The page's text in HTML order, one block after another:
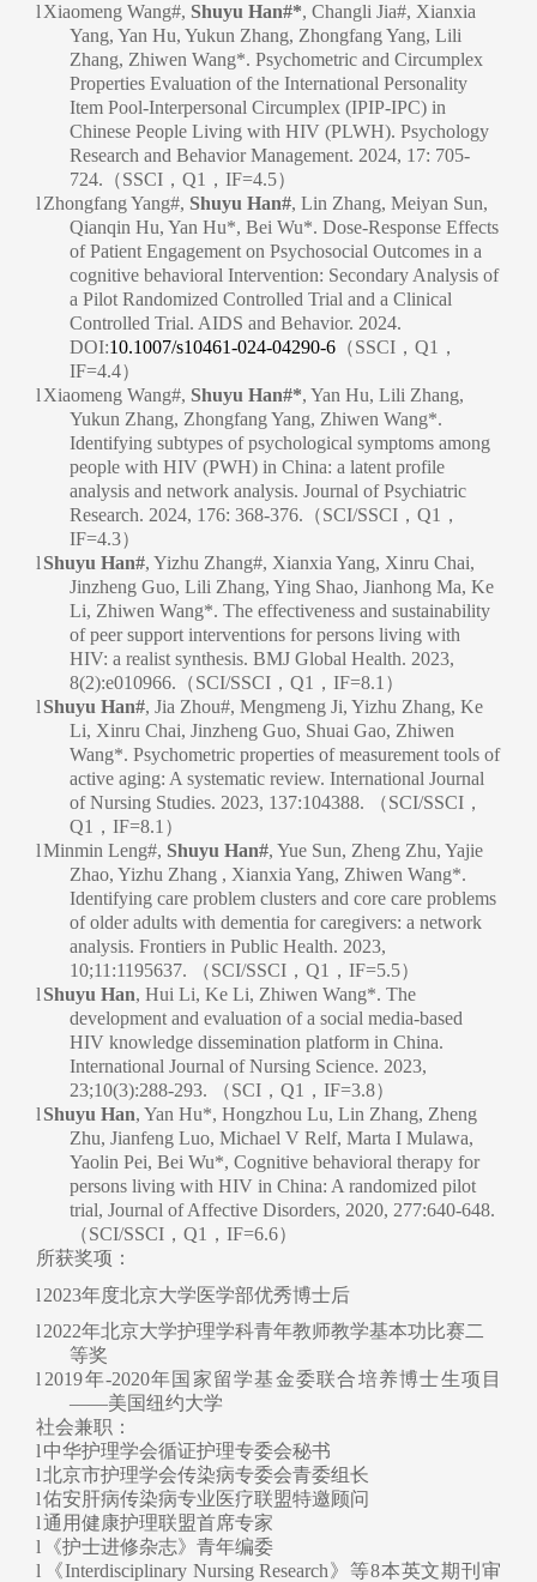
l Xiaomeng Wang#, Shuyu Han#*, Changli Jia#, Xianxia
Yang, Yan Hu, Yukun Zhang, Zhongfang Yang, Lili
Zhang, Zhiwen Wang*. Psychometric and Circumplex
Properties Evaluation of the International Personality
Item Pool-Interpersonal Circumplex (IPIP-IPC) in
Chinese People Living with HIV (PLWH). Psychology
Research and Behavior Management. 2024, 17: 705-
724.（SSCI，Q1，IF=4.5）
l Zhongfang Yang#, Shuyu Han#, Lin Zhang, Meiyan Sun,
Qianqin Hu, Yan Hu*, Bei Wu*. Dose-Response Effects
of Patient Engagement on Psychosocial Outcomes in a
cognitive behavioral Intervention: Secondary Analysis of
a Pilot Randomized Controlled Trial and a Clinical
Controlled Trial. AIDS and Behavior. 2024.
DOI:10.1007/s10461-024-04290-6 （SSCI，Q1，
IF=4.4）
l Xiaomeng Wang#, Shuyu Han#*, Yan Hu, Lili Zhang,
Yukun Zhang, Zhongfang Yang, Zhiwen Wang*.
Identifying subtypes of psychological symptoms among
people with HIV (PWH) in China: a latent profile
analysis and network analysis. Journal of Psychiatric
Research. 2024, 176: 368-376.（SCI/SSCI，Q1，
IF=4.3）
l Shuyu Han#, Yizhu Zhang#, Xianxia Yang, Xinru Chai,
Jinzheng Guo, Lili Zhang, Ying Shao, Jianhong Ma, Ke
Li, Zhiwen Wang*. The effectiveness and sustainability
of peer support interventions for persons living with
HIV: a realist synthesis. BMJ Global Health. 2023,
8(2):e010966.（SCI/SSCI，Q1，IF=8.1）
l Shuyu Han#, Jia Zhou#, Mengmeng Ji, Yizhu Zhang, Ke
Li, Xinru Chai, Jinzheng Guo, Shuai Gao, Zhiwen
Wang*. Psychometric properties of measurement tools of
active aging: A systematic review. International Journal
of Nursing Studies. 2023, 137:104388. （SCI/SSCI，
Q1，IF=8.1）
lMinmin Leng#, Shuyu Han#, Yue Sun, Zheng Zhu, Yajie
Zhao, Yizhu Zhang , Xianxia Yang, Zhiwen Wang*.
Identifying care problem clusters and core care problems
of older adults with dementia for caregivers: a network
analysis. Frontiers in Public Health. 2023,
10;11:1195637. （SCI/SSCI，Q1，IF=5.5）
l Shuyu Han, Hui Li, Ke Li, Zhiwen Wang*. The
development and evaluation of a social media-based
HIV knowledge dissemination platform in China.
International Journal of Nursing Science. 2023,
23;10(3):288-293. （SCI，Q1，IF=3.8）
l Shuyu Han, Yan Hu*, Hongzhou Lu, Lin Zhang, Zheng
Zhu, Jianfeng Luo, Michael V Relf, Marta I Mulawa,
Yaolin Pei, Bei Wu*, Cognitive behavioral therapy for
persons living with HIV in China: A randomized pilot
trial, Journal of Affective Disorders, 2020, 277:640-648.
（SCI/SSCI，Q1，IF=6.6）
所获奖项：
l 2023年度北京大学医学部优秀博士后
l 2022年北京大学护理学科青年教师教学基本功比赛二
等奖
l 2019年-2020年国家留学基金委联合培养博士生项目
——美国纽约大学
社会兼职：
l 中华护理学会循证护理专委会秘书
l北京市护理学会传染病专委会青委组长
l佑安肝病传染病专业医疗联盟特邀顾问
l通用健康护理联盟首席专家
l
《护士进修杂志》青年编委
l
《Interdisciplinary Nursing Research》等8本英文期刊审